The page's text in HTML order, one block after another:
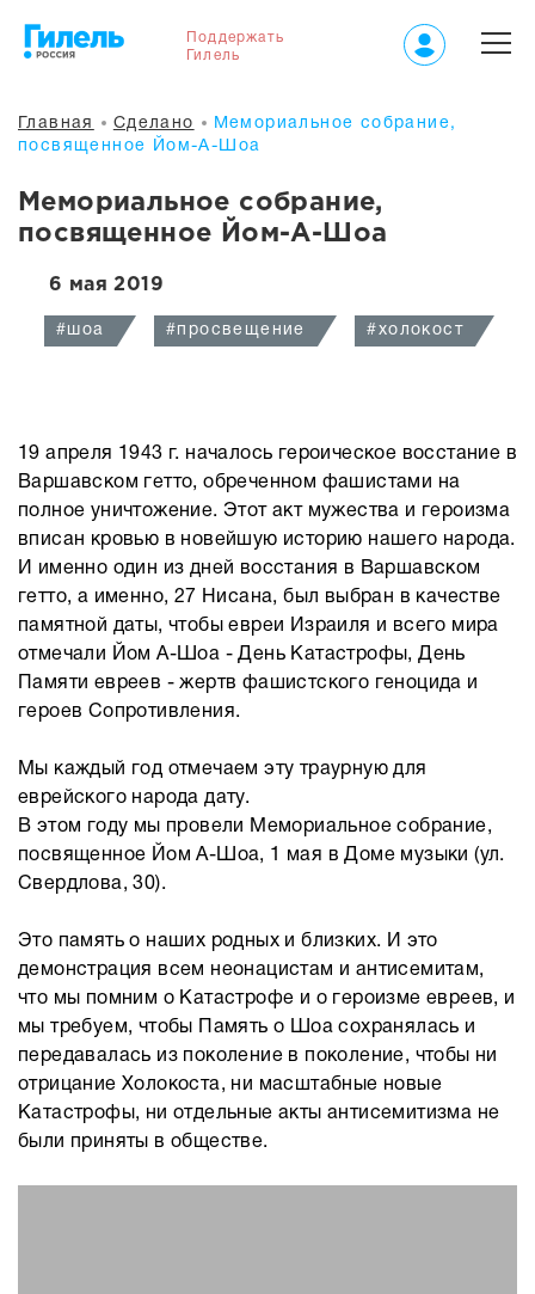
Поддержать
Гилель
Главная Сделано
Мемориальное собрание,
посвященное Йом-А-Шоа
Мемориальное собрание,
посвященное Йом-А-Шоа
6 мая 2019
#шоа #просвещение #холокост
19 апреля 1943 г. началось героическое восстание в
Варшавском гетто, обреченном фашистами на
полное уничтожение. Этот акт мужества и героизма
вписан кровью в новейшую историю нашего народа.
И именно один из дней восстания в Варшавском
гетто, а именно, 27 Нисана, был выбран в качестве
памятной даты, чтобы евреи Израиля и всего мира
отмечали Йом А-Шоа - День Катастрофы, День
Памяти евреев - жертв фашистского геноцида и
героев Сопротивления.
Мы каждый год отмечаем эту траурную для
еврейского народа дату.
В этом году мы провели Мемориальное собрание,
посвященное Йом А-Шоа, 1 мая в Доме музыки (ул.
Свердлова, 30).
Это память о наших родных и близких. И это
демонстрация всем неонацистам и антисемитам,
что мы помним о Катастрофе и о героизме евреев, и
мы требуем, чтобы Память о Шоа сохранялась и
передавалась из поколение в поколение, чтобы ни
отрицание Холокоста, ни масштабные новые
Катастрофы, ни отдельные акты антисемитизма не
были приняты в обществе.